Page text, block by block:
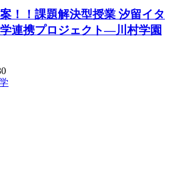
！！課題解決型授業 汐留イタ
連携プロジェクト—川村学園